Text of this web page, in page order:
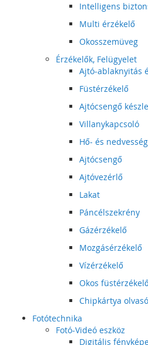
Intelligens
Multi érzékelő
Okosszemüveg
Érzékelők, Felügyelet
Ajtó-ablaknyitás
Füstérzékelő
Ajtócsengő
Villanykapcsoló
Hő- és
Ajtócsengő
Ajtóvezérlő
Lakat
Páncélszekrény
Gázérzékelő
Mozgásérzékelő
Vízérzékelő
Okos füstérzékelő
Chipkártya olvasó
Fotótechnika
Fotó-Videó eszköz
Digitális